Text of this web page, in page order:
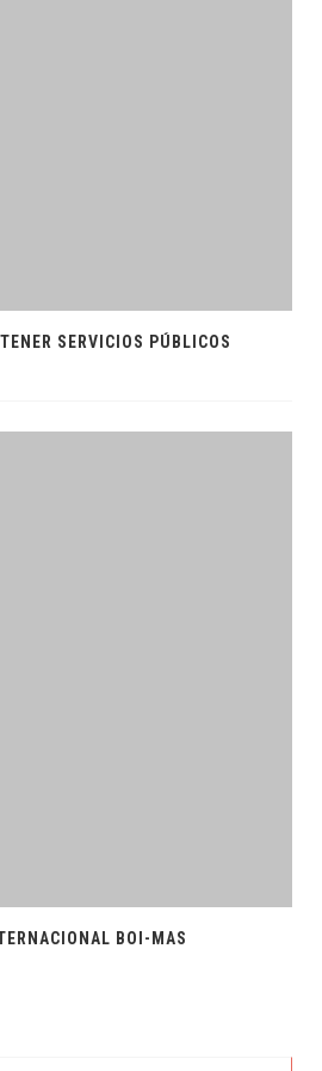
SERVICIOS PÚBLICOS
BOI-MAS